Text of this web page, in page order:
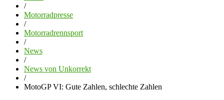
/
Motorradpresse
/
Motorradrennsport
/
News
/
News von Unkorrekt
/
MotoGP VI: Gute Zahlen, schlechte Zahlen